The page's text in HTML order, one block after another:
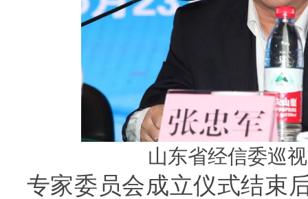
山东省经信委巡
专家委员会成立仪式结束